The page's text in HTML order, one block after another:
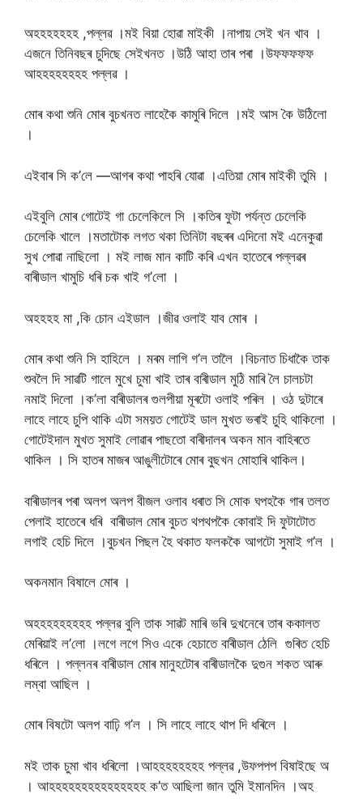
অহহহহহহহ ,পল্লৱ ।মই বিয়া হোৱা মাইকী ।নাপায় সেই খন খাব ।
এজনে তিনিবছৰ চুদিছে সেইখনত ।উঠি আহা তাৰ পৰা ।উফফফফফ
আহহহহহহহহ পল্লৱ ।
মোৰ কথা শুনি মোৰ বুচখনত লাহেকৈ কামুৰি দিলে ।মই আস কৈ উঠিলো
।
এইবাৰ সি ক’লে —আগৰ কথা পাহৰি যোৱা ।এতিয়া মোৰ মাইকী তুমি ।
এইবুলি মোৰ গোটেই গা চেলেকিলে সি ।কতিৰ ফুটা পৰ্যন্ত চেলেকি
চেলেকি খালে ।মতাটোক লগত থকা তিনিটা বছৰৰ এদিনো মই এনেকুৱা
সুখ পোৱা নাছিলো । মই লাজ মান কাটি কৰি এখন হাতেৰে পল্লৱৰ
বাৰীডাল খামুচি ধৰি চক খাই গ’লো ।
অহহহহ মা ,কি চোন এইডাল ।জীৱ ওলাই যাব মোৰ ।
মোৰ কথা শুনি সি হাহিলে । মৰম লাগি গ’ল তালৈ ।বিচনাত চিধাকৈ তাক
শুবলৈ দি সাৱটি গালে মুখে চুমা খাই তাৰ বাৰীডাল মুঠি মাৰি লৈ চালচটা
নমাই দিলো ।ক’লা বাৰীডালৰ গুলপীয়া মূৰটো ওলাই পৰিল । ওঠ দুটাৰে
লাহে লাহে চুপি থাকি এটা সময়ত গোটেই ডাল মুখত ভৰাই চুহি থাকিলো ।
গোটেইদাল মুখত সুমাই লোৱাৰ পাছতো বাৰীদালৰ অকন মান বাহিৰতে
থাকিল । সি হাতৰ মাজৰ আঙুলীটোৰে মোৰ বুছখন মোহাৰি থাকিল।
বাৰীডালৰ পৰা অলপ অলপ বীজল ওলাব ধৰাত সি মোক ঘপহকৈ গাৰ তলত
পেলাই হাতেৰে ধৰি বাৰীডাল মোৰ বুচত থপথপকৈ কোবাই দি ফুটাটোত
লগাই হেচি দিলে ।বুচখন পিছল হৈ থকাত ফলককৈ আগটো সুমাই গ’ল ।
অকনমান বিষালে মোৰ ।
অহহহহহহহহহ পল্লৱ বুলি তাক সাৱট মাৰি ভৰি দুখনেৰে তাৰ ককালত
মেৰিয়াই ল’লো ।লগে লগে সিও একে হেচাতে বাৰীডাল ঠেলি গুৰিত হেচি
ধৰিলে । পল্লনৰ বাৰীডাল মোৰ মানুহটোৰ বাৰীডালকৈ দুগুন শকত আৰু
লম্বা আছিল ।
মোৰ বিষটো অলপ বাঢ়ি গ’ল । সি লাহে লাহে থাপ দি ধৰিলে ।
মই তাক চুমা খাব ধৰিলো ।আহহহহহহহহ পল্লৱ ,উফপপপ বিষাইছে অ
। আহহহহহহহহহহহহহহহ ক’ত আছিলা জান তুমি ইমানদিন ।অহ